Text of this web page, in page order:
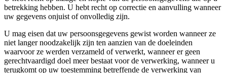
betrekking hebben. U hebt recht op correctie en aanvulling wanneer
uw gegevens onjuist of onvolledig zijn.
U mag eisen dat uw persoonsgegevens gewist worden wanneer ze
niet langer noodzakelijk zijn ten aanzien van de doeleinden
waarvoor ze werden verzameld of verwerkt, wanneer er geen
gerechtvaardigd doel meer bestaat voor de verwerking, wanneer u
terugkomt op uw toestemming betreffende de verwerking van